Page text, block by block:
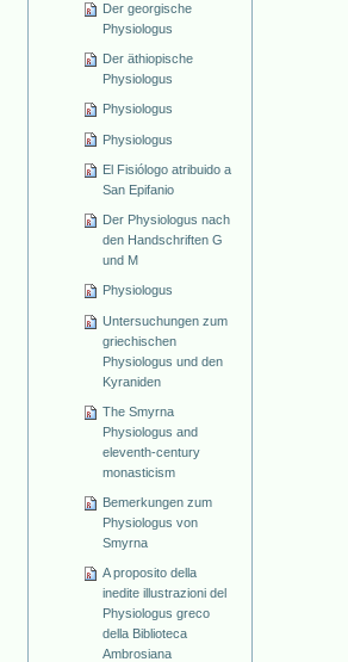
Der georgische
Physiologus
Der äthiopische
Physiologus
Physiologus
Physiologus
El Fisiólogo atribuido a
San Epifanio
Der Physiologus nach
den Handschriften G
und M
Physiologus
Untersuchungen zum
griechischen
Physiologus und den
Kyraniden
The Smyrna
Physiologus and
eleventh-century
monasticism
Bemerkungen zum
Physiologus von
Smyrna
A proposito della
inedite illustrazioni del
Physiologus greco
della Biblioteca
Ambrosiana